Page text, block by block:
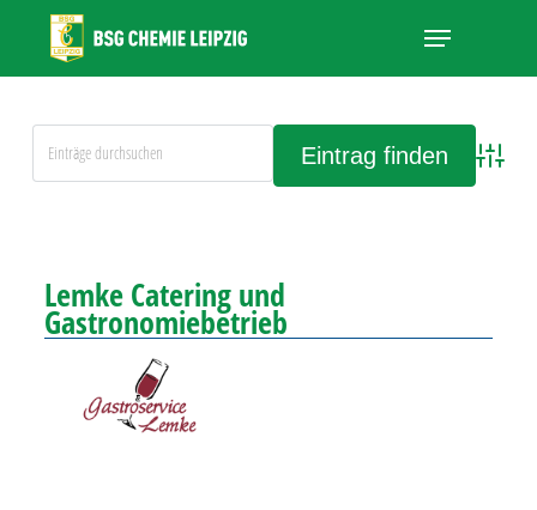
main
Menu
Lemke Catering und
Gastronomiebetrieb
Close